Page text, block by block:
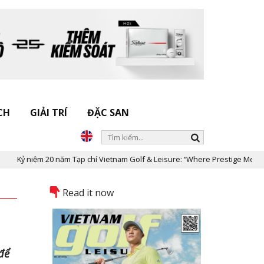
GIẢI TRÍ ĐẶC SAN
20 năm Tạp chí Vietnam Golf & Leisure: “Where Prestige Meets Legacy”
Read it now